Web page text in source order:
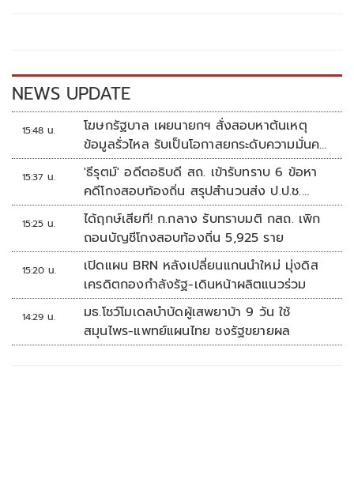
k k
NEWS UPDATE
15:48 น.
โฆษกรัฐบาล เผยนายกฯ สั่งสอบหาต้นเหตุ
ข้อมูลรั่วไหล รับเป็นโอกาสยกระดับความมั่นคง
ปลอดภัยข้อมูลภาครัฐทั้งระบบ
15:37 น.
'ธีรุตม์' อดีตอธิบดี สถ. เข้ารับทราบ 6 ข้อหา
คดีโกงสอบท้องถิ่น สรุปสำนวนส่ง ป.ป.ช.
สัปดาห์หน้า
15:25 น.
ได้ฤกษ์เสียที! ก.กลาง รับทราบมติ กสถ. เพิก
ถอนบัญชีโกงสอบท้องถิ่น 5,925 ราย
15:20 น.
เปิดแผน BRN หลังเปลี่ยนแกนนำใหม่ มุ่งดิส
เครดิตกองกำลังรัฐ-เดินหน้าผลิตแนวร่วม
14:29 น.
มธ.โชว์โมเดลบำบัดผู้เสพยาบ้า 9 วัน ใช้
สมุนไพร-แพทย์แผนไทย ชงรัฐขยายผล